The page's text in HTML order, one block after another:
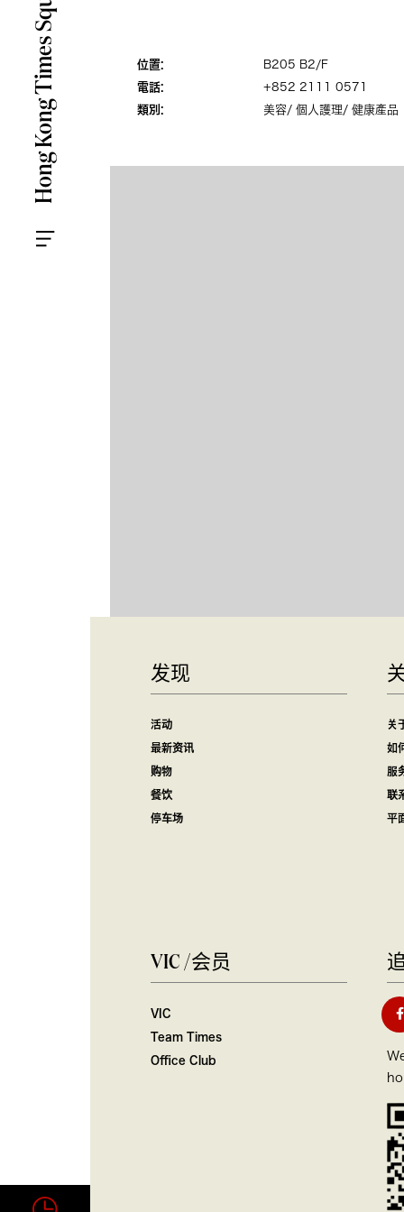
位置:
B205 B2/F
電話:
+852 2111 0571
類別:
美容/ 個人護理/ 健康產品
发现
活动
最新资讯
购物
餐饮
停车场
VIC /会员
VIC
Team Times
Office Club
关
如
服
联
平